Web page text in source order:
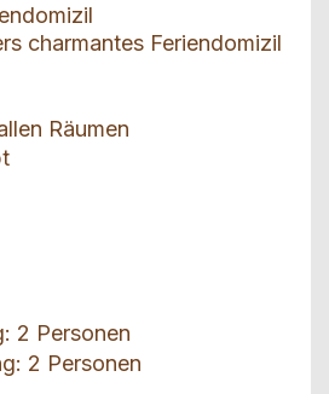
charmantes Feriendomizil
Räumen
2 Personen
2 Personen